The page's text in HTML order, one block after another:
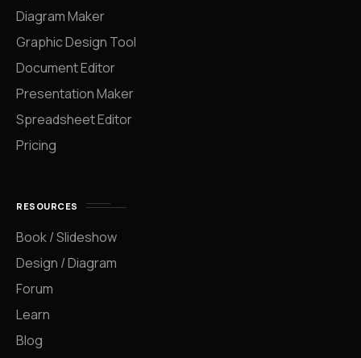
Diagram Maker
Graphic Design Tool
Document Editor
Presentation Maker
Spreadsheet Editor
Pricing
RESOURCES
Book / Slideshow
Design / Diagram
Forum
Learn
Blog